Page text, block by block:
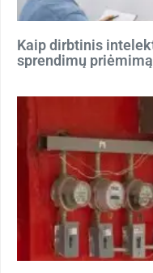
Kaip dirbtinis
sprendimų priėmimą